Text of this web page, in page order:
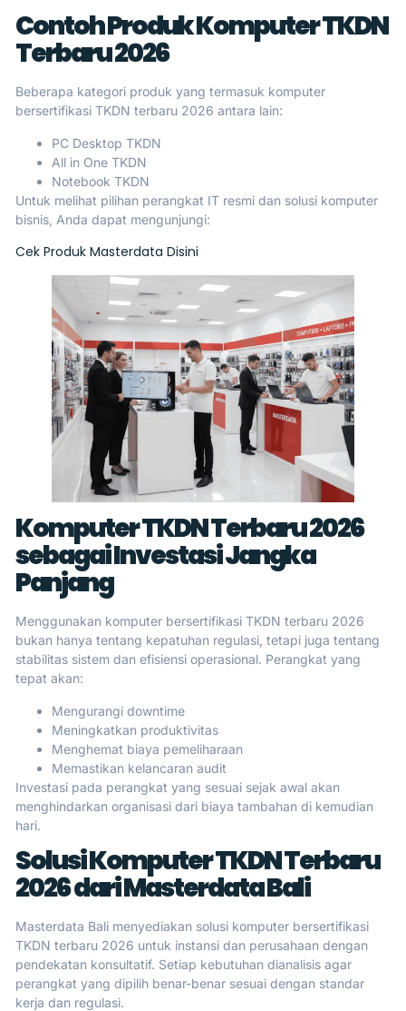
Contoh Produk Komputer TKDN
Terbaru 2026
Beberapa kategori produk yang termasuk komputer
bersertifikasi TKDN terbaru 2026 antara lain:
PC Desktop TKDN
All in One TKDN
Notebook TKDN
Untuk melihat pilihan perangkat IT resmi dan solusi komputer
bisnis, Anda dapat mengunjungi:
Cek Produk Masterdata Disini
Komputer TKDN Terbaru 2026
sebagai Investasi Jangka
Panjang
Menggunakan komputer bersertifikasi TKDN terbaru 2026
bukan hanya tentang kepatuhan regulasi, tetapi juga tentang
stabilitas sistem dan efisiensi operasional. Perangkat yang
tepat akan:
Mengurangi downtime
Meningkatkan produktivitas
Menghemat biaya pemeliharaan
Memastikan kelancaran audit
Investasi pada perangkat yang sesuai sejak awal akan
menghindarkan organisasi dari biaya tambahan di kemudian
hari.
Solusi Komputer TKDN Terbaru
2026 dari Masterdata Bali
Masterdata Bali menyediakan solusi komputer bersertifikasi
TKDN terbaru 2026 untuk instansi dan perusahaan dengan
pendekatan konsultatif. Setiap kebutuhan dianalisis agar
perangkat yang dipilih benar-benar sesuai dengan standar
kerja dan regulasi.